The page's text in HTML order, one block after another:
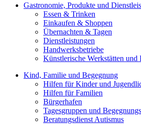
Gastronomie, Produkte und
Essen & Trinken
Einkaufen & Shoppen
Übernachten & Tagen
Dienstleistungen
Handwerksbetriebe
Künstlerische Werkstätten und
Kind, Familie und Begegnung
Hilfen für Kinder und
Hilfen für Familien
Bürgerhafen
Tagesgruppen und
Beratungsdienst Autismus